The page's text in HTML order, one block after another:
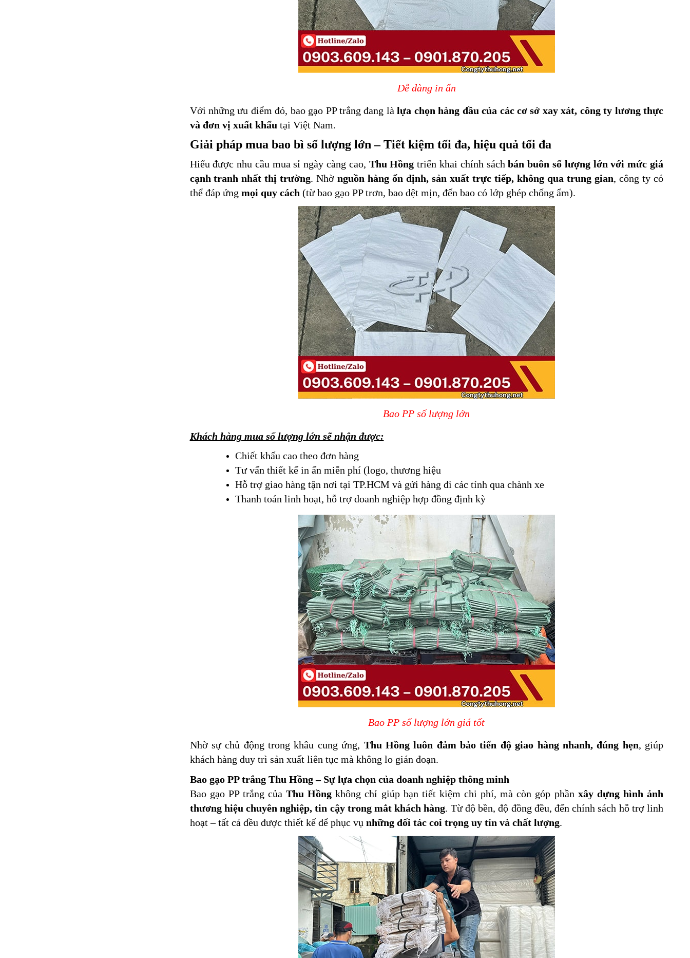
Dễ dàng in ấn
Với những ưu điểm đó, bao gạo PP trắng đang làlựa chọn hàng đầu của các cơ sở xay xát, công ty lương thực
và đơn vị xuất khẩu tại Việt Nam.
Giải pháp mua bao bì số lượng lớn – Tiết kiệm tối đa, hiệu quả tối đa
Hiểu được nhu cầu mua sỉ ngày càng cao, Thu Hồng triển khai chính sáchbán buôn số lượng lớn với mức giá
cạnh tranh nhất thị trường. Nhờnguồn hàng ổn định, sản xuất trực tiếp, không qua trung gian, công ty có
thể đáp ứng mọi quy cách (từ bao gạo PP trơn, bao dệt mịn, đến bao có lớp ghép chống ẩm).
Bao PP số lượng lớn
Khách hàng mua số lượng lớn sẽ nhận được:
Chiết khấu cao theo đơn hàng
Tư vấn thiết kế in ấn miễn phí (logo, thương hiệu
Hỗ trợ giao hàng tận nơi tại TP.HCM và gửi hàng đi các tỉnh qua chành xe
Thanh toán linh hoạt, hỗ trợ doanh nghiệp hợp đồng định kỳ
Bao PP số lượng lớn giá tốt
Nhờ sự chủ động trong khâu cung ứng, Thu Hồng luôn đảm bảo tiến độ giao hàng nhanh, đúng hẹn, giúp
khách hàng duy trì sản xuất liên tục mà không lo gián đoạn.
Bao gạo PP trắng Thu Hồng – Sự lựa chọn của doanh nghiệp thông minh
Bao gạo PP trắng củaThu Hồng không chỉ giúp bạn tiết kiệm chi phí, mà còn góp phần xây dựng hình ảnh
thương hiệu chuyên nghiệp, tin cậy trong mắt khách hàng. Từ độ bền, độ đồng đều, đến chính sách hỗ trợ linh
hoạt – tất cả đều được thiết kế để phục vụ những đối tác coi trọng uy tín và chất lượng.